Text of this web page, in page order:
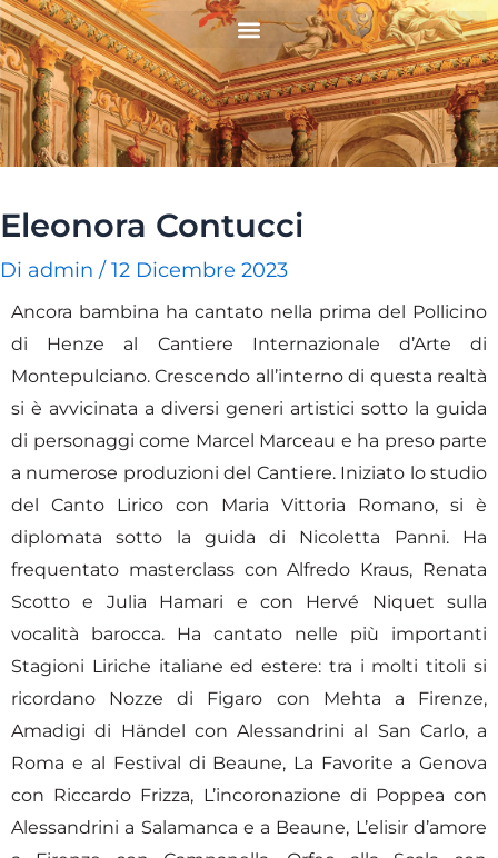
Vai
al
contenuto
Eleonora Contucci
Di admin / 12 Dicembre 2023
Ancora bambina ha cantato nella prima del Pollicino
di Henze al Cantiere Internazionale d’Arte di
Montepulciano. Crescendo all’interno di questa realtà
si è avvicinata a diversi generi artistici sotto la guida
di personaggi come Marcel Marceau e ha preso parte
a numerose produzioni del Cantiere. Iniziato lo studio
del Canto Lirico con Maria Vittoria Romano, si è
diplomata sotto la guida di Nicoletta Panni. Ha
frequentato masterclass con Alfredo Kraus, Renata
Scotto e Julia Hamari e con Hervé Niquet sulla
vocalità barocca. Ha cantato nelle più importanti
Stagioni Liriche italiane ed estere: tra i molti titoli si
ricordano Nozze di Figaro con Mehta a Firenze,
Amadigi di Händel con Alessandrini al San Carlo, a
Roma e al Festival di Beaune, La Favorite a Genova
con Riccardo Frizza, L’incoronazione di Poppea con
Alessandrini a Salamanca e a Beaune, L’elisir d’amore
Navigazione
articoli